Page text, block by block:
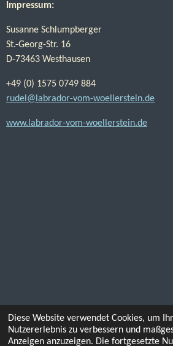
Diese Website verwendet Cookies, um Ihr
Nutzererlebnis zu verbessern und
Anzeigen anzuzeigen. Die fortgesetzte
Impressum:
Susanne Schlumpberger
St.-Georg-Str. 16
D-73463 Westhausen
+49 (0) 1575 0749 884
rudel@labrador-vom-woellerstein.de
www.labrador-vom-woellerstein.de